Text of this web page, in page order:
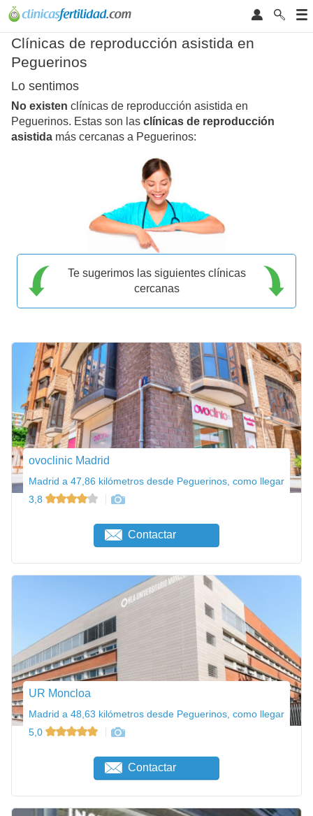
Clínicas de reproducción asistida en
Peguerinos
Lo sentimos
No existen clínicas de reproducción asistida en
Peguerinos. Estas son las clínicas de reproducción
asistida más cercanas a Peguerinos:
Te sugerimos las siguientes clínicas
cercanas
ovoclinic Madrid
Madrid a 47,86 kilómetros desde Peguerinos, como llegar
3,8
Contactar
UR Moncloa
Madrid a 48,63 kilómetros desde Peguerinos, como llegar
5,0
Contactar